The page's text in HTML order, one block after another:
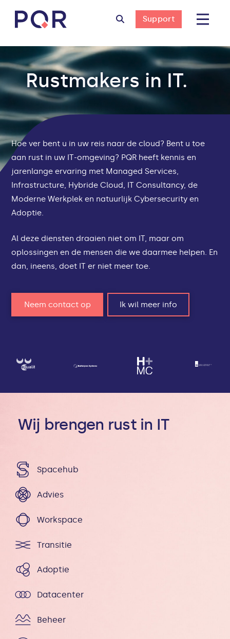
Support
Rustmakers in IT.
Hoe ver bent u in uw reis naar de cloud? Bent u toe
aan rust in uw IT-omgeving? PQR heeft kennis en
jarenlange ervaring met Managed Services,
Infrastructure, Hybride Cloud, IT Consultancy, de
Moderne Werkplek en natuurlijk Cybersecurity en
Adoptie.
Al deze diensten draaien niet om IT, maar om
oplossingen en de mensen die we daarmee helpen. En
dan, ineens, doet IT er niet meer toe.
Neem contact op Ik wil meer info
Wij brengen rust in IT
Spacehub
Advies
Workspace
Transitie
Adoptie
Datacenter
Beheer